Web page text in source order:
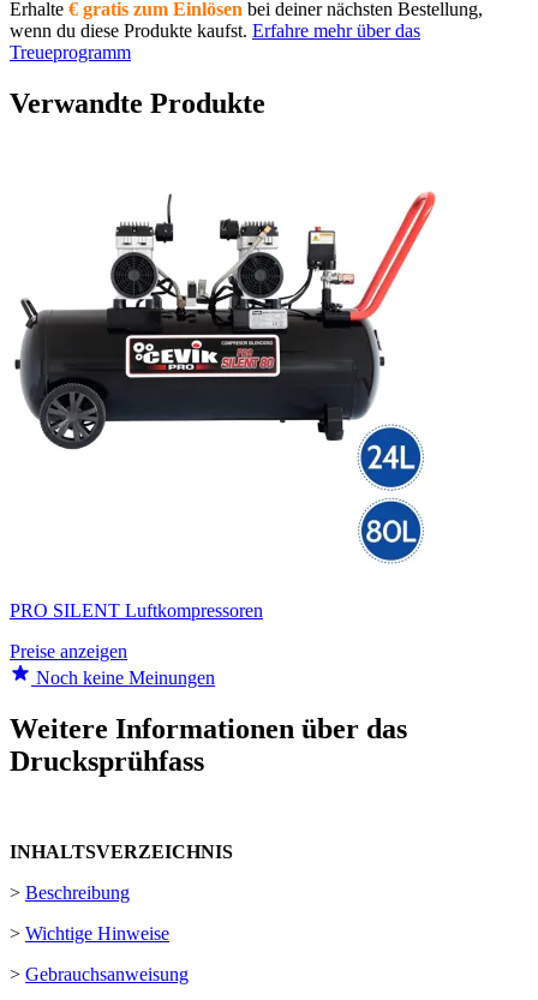
Erhalte € gratis zum Einlösen bei deiner nächsten Bestellung,
wenn du diese Produkte kaufst. Erfahre mehr über das
Treueprogramm
Verwandte Produkte
PRO SILENT Luftkompressoren
Preise anzeigen
Noch keine Meinungen
Weitere Informationen über das
Drucksprühfass
INHALTSVERZEICHNIS
> Beschreibung
> Wichtige Hinweise
> Gebrauchsanweisung